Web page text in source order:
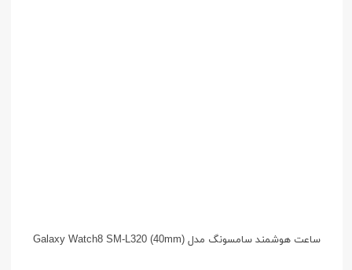
ساعت هوشمند سامسونگ مدل (Galaxy Watch8 SM-L320 (40mm